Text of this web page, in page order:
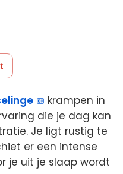
krampen in
die je dag kan
Je ligt rustig te
er een intense
je uit je slaap wordt